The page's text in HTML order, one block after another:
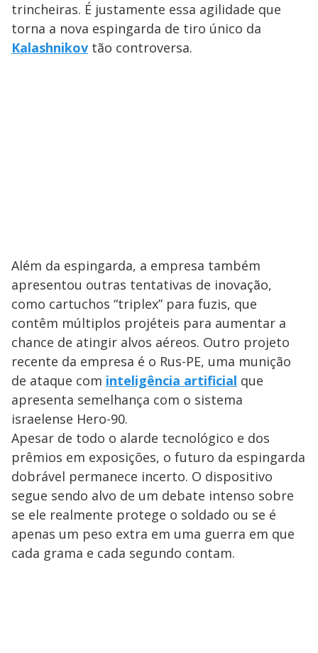
trincheiras. É justamente essa agilidade que
torna a nova espingarda de tiro único da
Kalashnikov tão controversa.
Além da espingarda, a empresa também
apresentou outras tentativas de inovação,
como cartuchos “triplex” para fuzis, que
contêm múltiplos projéteis para aumentar a
chance de atingir alvos aéreos. Outro projeto
recente da empresa é o Rus-PE, uma munição
de ataque com inteligência artificial que
apresenta semelhança com o sistema
israelense Hero-90.
Apesar de todo o alarde tecnológico e dos
prêmios em exposições, o futuro da espingarda
dobrável permanece incerto. O dispositivo
segue sendo alvo de um debate intenso sobre
se ele realmente protege o soldado ou se é
apenas um peso extra em uma guerra em que
cada grama e cada segundo contam.